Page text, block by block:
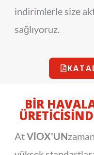
indirimlerle size
sağlıyoruz.
BIR
AtVİOX'UN